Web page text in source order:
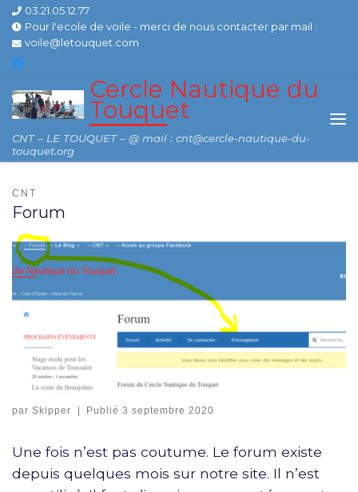
Skip to content
03.21.05.12.77
Pour l'ecole de voile - merci de nous contacter par mail :
voile@letouquet.com
Cercle Nautique du
Touquet
CNT – LE TOUQUET – @ mail : cnt@cercle-nautique-du-
touquet.org
CNT
Forum
par Skipper Publié3 septembre 2020
Une fois n’est pas coutume. Le forum existe
depuis quelques mois sur notre site. Il n’est